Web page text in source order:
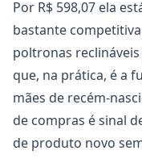
Por R$ 598,07 ela
bastante
poltronas
que, na prática, é a
mães de recém-
de compras é sinal
de produto novo